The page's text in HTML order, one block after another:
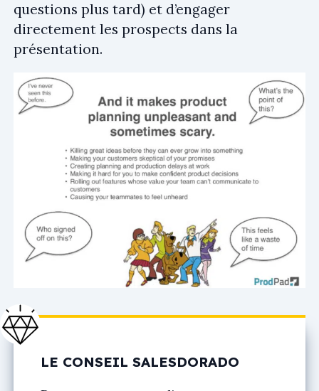
questions plus tard) et d’engager
directement les prospects dans la
présentation.
LE CONSEIL SALESDORADO